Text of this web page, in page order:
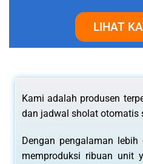
LIHAT
Kami adalah produsen
dan jadwal sholat otomatis
Dengan pengalaman
memproduksi ribuan unit